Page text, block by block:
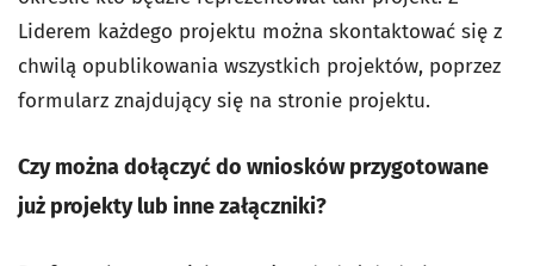
Liderem każdego projektu można skontaktować się z
chwilą opublikowania wszystkich projektów, poprzez
formularz znajdujący się na stronie projektu.
Czy można dołączyć do wniosków przygotowane
już projekty lub inne załączniki?